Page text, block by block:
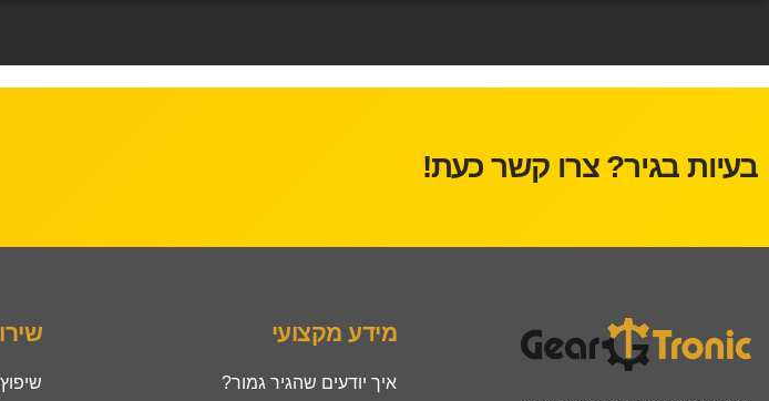
בעיות בגיר? צרו קשר כעת!
מידע מקצועי
איך יודעים שהגיר גמור?